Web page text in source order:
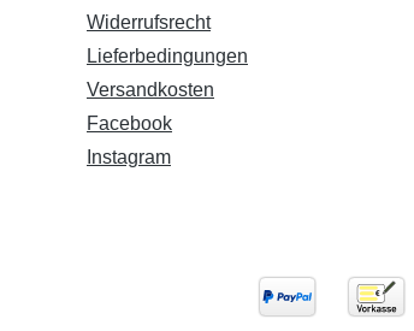
Widerrufsrecht
Lieferbedingungen
Versandkosten
Facebook
Instagram